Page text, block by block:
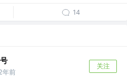
14
年前
关注